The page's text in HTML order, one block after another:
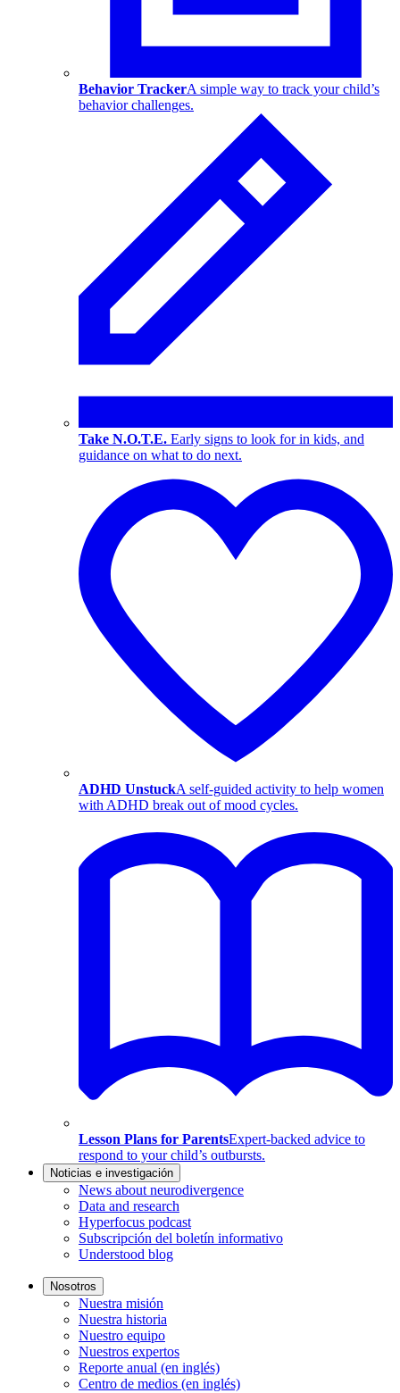
Behavior TrackerA simple way to track your child’s
behavior challenges.
Take N.O.T.E. Early signs to look for in kids, and
guidance on what to do next.
ADHD UnstuckA self-guided activity to help women
with ADHD break out of mood cycles.
Lesson Plans for ParentsExpert-backed advice to
respond to your child’s outbursts.
Noticias e investigación
News about neurodivergence
Data and research
Hyperfocus podcast
Subscripción del boletín informativo
Understood blog
Nosotros
Nuestra misión
Nuestra historia
Nuestro equipo
Nuestros expertos
Reporte anual (en inglés)
Centro de medios (en inglés)